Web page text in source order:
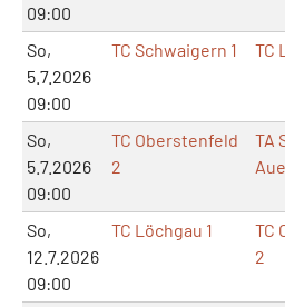
09:00
So,
5.7.2026
09:00
TC Schwaigern 1 TC
So,
5.7.2026
09:00
TC Oberstenfeld
2
TA
So,
12.7.2026
09:00
TC Löchgau 1
TC
2